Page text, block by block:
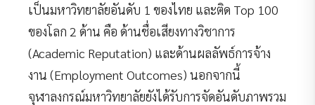
เป็นมหาวิทยาลัยอันดับ 1 ของไทย และติด Top 100
ของโลก 2 ด้าน คือ ด้านชื่อเสียงทางวิชาการ
(Academic Reputation) และด้านผลลัพธ์การจ้าง
งาน (Employment Outcomes) นอกจากนี้
จุฬาลงกรณ์มหาวิทยาลัยยังได้รับการจัดอันดับภาพรวม